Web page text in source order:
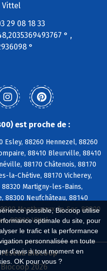
possible, Biocoop utilise
optimale du site, pour
le trafic et la performance
personnalisée en toute
d'avis à tout moment en
OK pour vous ?
Vittel
29 08 18 33
° ,
°
est proche de :
Esley, 88260 Hennezel, 88260
88410 Bleurville, 88410
88170 Châtenois, 88170
la-Chétive, 88170 Vicherey,
Martigny-les-Bains,
88300 Neufchâteau, 88140
Monthureux-le-Sec, 88800
88800 Vittel
réseau Biocoop
2026